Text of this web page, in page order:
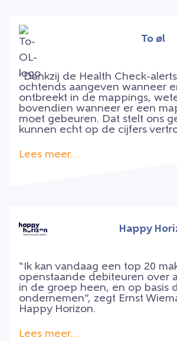
To øl
“Dankzij de Health Check-
ochtends aangeven wanneer
ontbreekt in de mappings,
bovendien wanneer er een
moet gebeuren. Dat stelt ons
kunnen echt op de cijfers
Lees meer…
Happy
“Ik kan vandaag een top 20
openstaande debiteuren over
in de groep heen, en op basis
ondernemen”, zegt Ernst
Happy Horizon.
Lees meer…